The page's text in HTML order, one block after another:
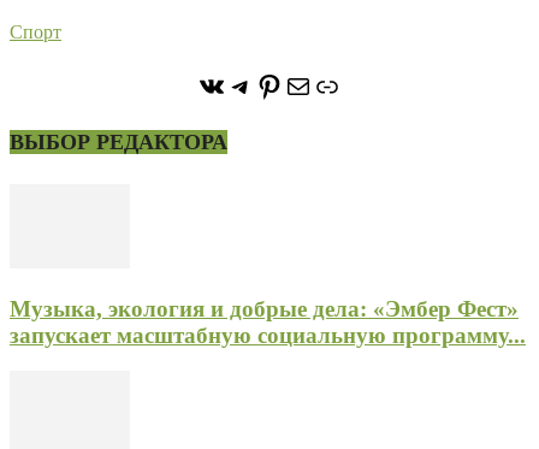
Спорт
https://vk.com/
https://t.me/stoneforest
https://
ПочтаСсылка
ВЫБОР РЕДАКТОРА
Музыка, экология и добрые дела: «Эмбер Фест»
запускает масштабную социальную программу...